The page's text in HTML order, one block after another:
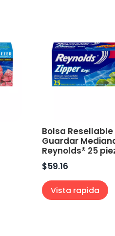
Bolsa
Guardar
Reynolds® 25
$59.16
Vista rapida